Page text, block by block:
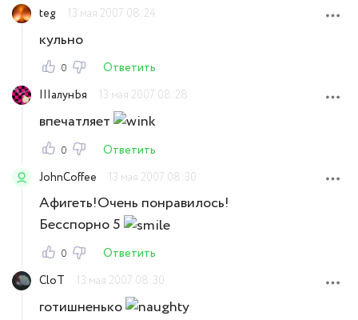
teg
13 мая 2007 08:24
кульно
0
Ответить
IIIалунЬя
13 мая 2007 08:28
впечатляет
0
Ответить
JohnCoffee
13 мая 2007 08:30
Афигеть!Очень понравилось!
Бесспорно 5
0
Ответить
CloT
13 мая 2007 08:30
готишненько